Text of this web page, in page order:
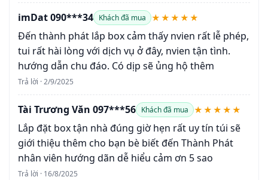
imDat 090***34 Khách đã mua ★★★★★
Đến thành phát lắp box cảm thấy nvien rất lễ phép,
tui rất hài lòng với dịch vụ ở đây, nvien tận tình.
hướng dẫn chu đáo. Có dịp sẽ ủng hộ thêm
Trả lời · 2/9/2025
Tài Trương Văn 097***56 Khách đã mua ★★★★★
Lắp đặt box tận nhà đúng giờ hẹn rất uy tín túi sẽ
giới thiệu thêm cho bạn bè biết đến Thành Phát
nhân viên hướng dãn dễ hiểu cảm ơn 5 sao
Trả lời · 16/8/2025